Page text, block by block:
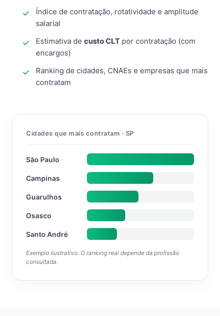
Índice de contratação, rotatividade e amplitude
salarial
Estimativa de custo CLT por contratação (com
encargos)
Ranking de cidades, CNAEs e empresas que mais
contratam
Cidades que mais contratam · SP
São Paulo
Campinas
Guarulhos
Osasco
Santo André
Exemplo ilustrativo. O ranking real depende da profissão
consultada.